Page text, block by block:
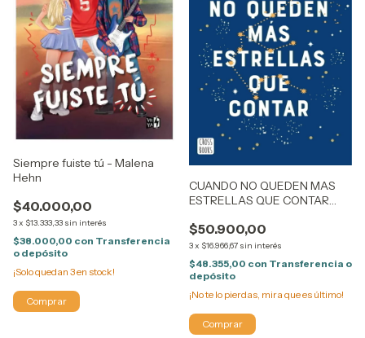
Siempre fuiste tú - Malena
Hehn
$40.000,00
3x $13.333,33 sin interés
$38.000,00 con Transferencia
o depósito
¡Solo quedan 3en stock!
CUANDO NO QUEDEN MAS
ESTRELLAS QUE CONTAR
$50.900,00
3x $16.966,67 sin interés
$48.355,00 con Transferencia o
depósito
¡No te lo pierdas, mira que es último!